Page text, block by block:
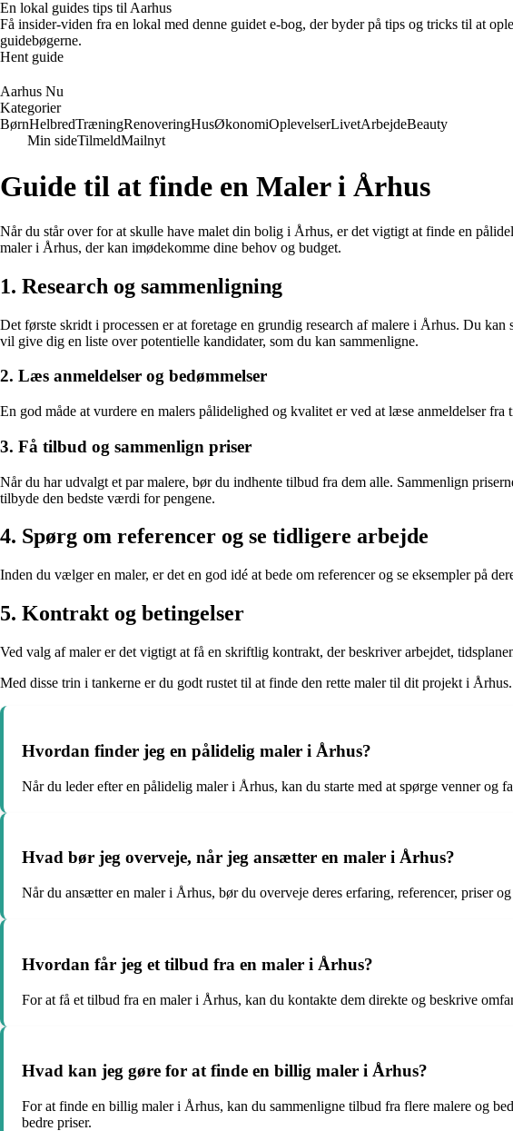
En lokal guides tips til Aarhus
Få insider-viden fra en lokal med denne guidet e-bog, der byder på tips og tricks til at
guidebøgerne.
Hent guide
Aarhus Nu
Kategorier
BørnHelbredTræningRenoveringHusØkonomiOplevelserLivetArbejdeBeauty
Min sideTilmeldMailnyt
Guide til at finde en Maler i Århus
Når du står over for at skulle have malet din bolig i Århus, er det vigtigt at finde en
maler i Århus, der kan imødekomme dine behov og budget.
1. Research og sammenligning
Det første skridt i processen er at foretage en grundig research af malere i Århus. Du
vil give dig en liste over potentielle kandidater, som du kan sammenligne.
2. Læs anmeldelser og bedømmelser
En god måde at vurdere en malers pålidelighed og kvalitet er ved at læse anmeldelser
3. Få tilbud og sammenlign priser
Når du har udvalgt et par malere, bør du indhente tilbud fra dem alle. Sammenlign
tilbyde den bedste værdi for pengene.
4. Spørg om referencer og se tidligere arbejde
Inden du vælger en maler, er det en god idé at bede om referencer og se eksempler på
5. Kontrakt og betingelser
Ved valg af maler er det vigtigt at få en skriftlig kontrakt, der beskriver arbejdet,
Med disse trin i tankerne er du godt rustet til at finde den rette maler til dit projekt i
Hvordan finder jeg en pålidelig maler i Århus?
Når du leder efter en pålidelig maler i Århus, kan du starte med at spørge venner og
Hvad bør jeg overveje, når jeg ansætter en maler i Århus?
Når du ansætter en maler i Århus, bør du overveje deres erfaring, referencer, priser
Hvordan får jeg et tilbud fra en maler i Århus?
For at få et tilbud fra en maler i Århus, kan du kontakte dem direkte og beskrive
Hvad kan jeg gøre for at finde en billig maler i Århus?
For at finde en billig maler i Århus, kan du sammenligne tilbud fra flere malere og
bedre priser.